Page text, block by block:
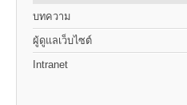
บทความ
ผู้ดูแลเว็บไซต์
Intranet